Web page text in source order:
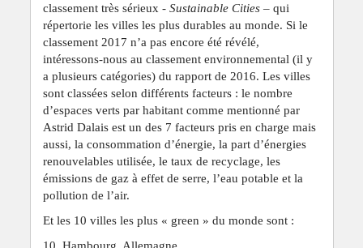
classement très sérieux - Sustainable Cities– qui
répertorie les villes les plus durables au monde. Si le
classement 2017 n’a pas encore été révélé,
intéressons-nous au classement environnemental (il y
a plusieurs catégories) du rapport de 2016. Les villes
sont classées selon différents facteurs : le nombre
d’espaces verts par habitant comme mentionné par
Astrid Dalais est un des 7 facteurs pris en charge mais
aussi, la consommation d’énergie, la part d’énergies
renouvelables utilisée, le taux de recyclage, les
émissions de gaz à effet de serre, l’eau potable et la
pollution de l’air.
Et les 10 villes les plus « green » du monde sont :